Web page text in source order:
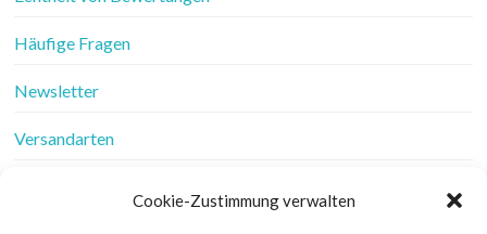
Cookie-Zustimmung verwalten
Häufige Fragen
Newsletter
Versandarten